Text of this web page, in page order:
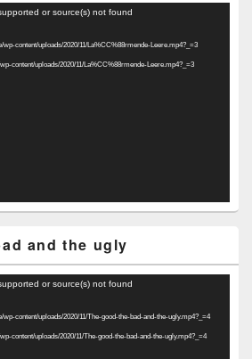
or source(s) not found
content/uploads/2020/11/La%CC%88rmende-Leere.mp4?_=3
content/uploads/2020/11/La%CC%88rmende-Leere.mp4?_=3
and the ugly
or source(s) not found
content/uploads/2020/11/The-good-the-bad-and-the-ugly.mp4?_=4
content/uploads/2020/11/The-good-the-bad-and-the-ugly.mp4?_=4